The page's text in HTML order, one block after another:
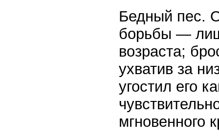
Бедный пес.
борьбы —
возраста;
ухватив за
угостил его
мгновенного